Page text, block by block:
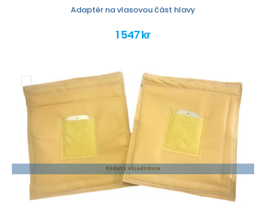
Adaptér na vlasovou část hlavy
1 547 kr
Přidat k objednávce